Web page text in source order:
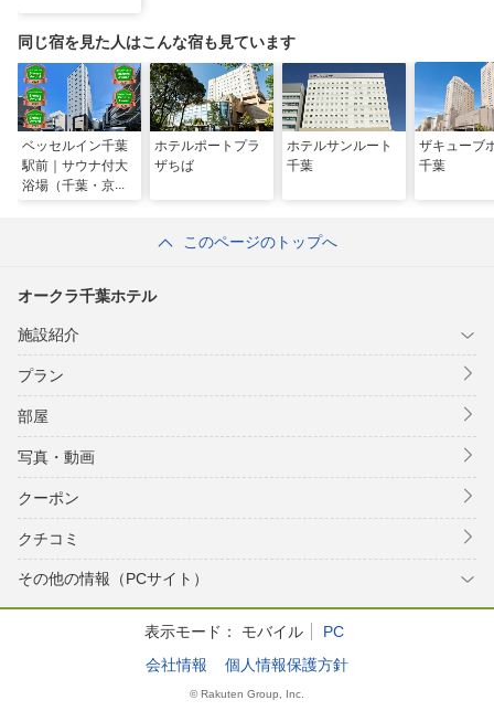
同じ宿を見た人はこんな宿も見ています
ベッセルイン千葉
駅前｜サウナ付大
浴場（千葉・京成
ホテルポートプラ
ザちば
ホテルサンルート
千葉
ザキューブ
千葉
このページのトップへ
オークラ千葉ホテル
施設紹介
プラン
部屋
写真・動画
クーポン
クチコミ
その他の情報（PCサイト）
表示モード： モバイル
PC
会社情報
個人情報保護方針
© Rakuten Group, Inc.